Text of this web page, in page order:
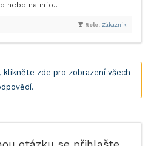
nebo na info….
Role: Zákazník
klikněte zde pro zobrazení všech